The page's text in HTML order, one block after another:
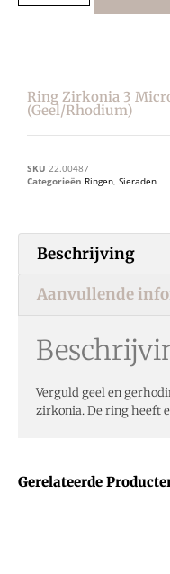
Gerelateerde
Ring Zirkonia 3
(geel/rhodium)
SKU 22.00487
Categorieën Ringen, Sieraden
Beschrijving
Aanvullende
Verguld geel en
zirkonia. De ring heeft